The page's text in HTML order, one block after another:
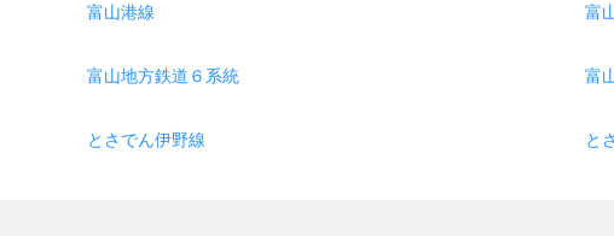
富山港線 富
富山地方鉄道６系統 富
とさでん伊野線 と